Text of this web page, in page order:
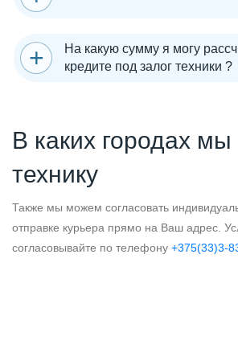
На какую сумму я могу
кредите под залог техники ?
В каких городах
технику
Также мы можем согласовать
отправке курьера прямо на Ваш адрес.
согласовывайте по телефону +375(33)3-